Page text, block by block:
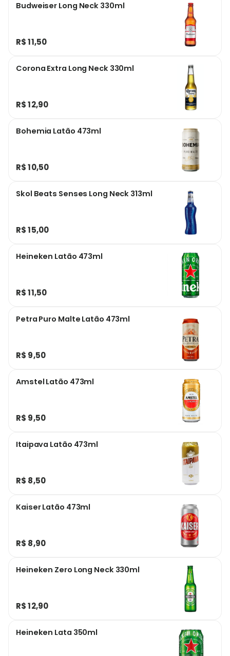
Budweiser Long Neck 330ml
R$ 11,50
Corona Extra Long Neck 330ml
R$ 12,90
Bohemia Latão 473ml
R$ 10,50
Skol Beats Senses Long Neck 313ml
R$ 15,00
Heineken Latão 473ml
R$ 11,50
Petra Puro Malte Latão 473ml
R$ 9,50
Amstel Latão 473ml
R$ 9,50
Itaipava Latão 473ml
R$ 8,50
Kaiser Latão 473ml
R$ 8,90
Heineken Zero Long Neck 330ml
R$ 12,90
Heineken Lata 350ml